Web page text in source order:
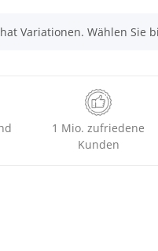
Variationen. Wählen Sie
1 Mio. zufriedene
Kunden